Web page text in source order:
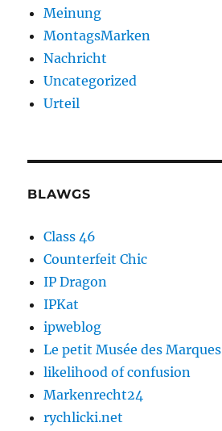
Meinung
MontagsMarken
Nachricht
Uncategorized
Urteil
BLAWGS
Class 46
Counterfeit Chic
IP Dragon
IPKat
ipweblog
Le petit Musée des Marques
likelihood of confusion
Markenrecht24
rychlicki.net